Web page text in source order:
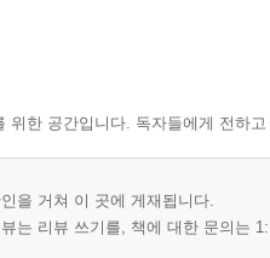
위한 공간입니다. 독자들에게 전하
을 거쳐 이 곳에 게재됩니다.
는 리뷰 쓰기를, 책에 대한 문의는